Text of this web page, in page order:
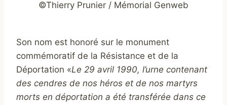
©Thierry Prunier / Mémorial Genweb
Son nom est honoré sur le monument
commémoratif de la Résistance et de la
Déportation «Le 29 avril 1990, l’urne contenant
des cendres de nos héros et de nos martyrs
morts en déportation a été transférée dans ce